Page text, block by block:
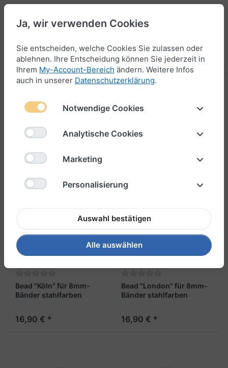
Menü Anmelden Vergleichen Wunschliste Warenkorb
25-48 von
Filtern & Sortieren
Bead "Köln" für 8mm-
Bänder stahlfarben
16,90 € *
Bead "London" für 8mm-
Bänder stahlfarben
16,90 € *
Ja, wir verwenden Cookies
Sie entscheiden, welche Cookies Sie zulassen oder
ablehnen. Ihre Entscheidung können Sie jederzeit in
Ihrem My-Account-Bereich ändern. Weitere Infos
auch in unserer Datenschutzerklärung.
Notwendige Cookies
Analytische Cookies
Marketing
Personalisierung
Auswahl bestätigen
Alle auswählen